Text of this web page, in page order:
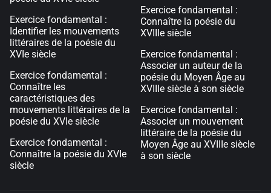
Exercice fondamental :
Identifier les mouvements
littéraires de la poésie du
XVIe siècle
Exercice fondamental :
Connaître les
caractéristiques des
mouvements littéraires de la
poésie du XVIe siècle
Exercice fondamental :
Connaître la poésie du XVIe
siècle
Exercice fondamental :
Connaître la poésie du
XVIIIe siècle
Exercice fondamental :
Associer un auteur de la
poésie du Moyen Âge au
XVIIIe siècle à son siècle
Exercice fondamental :
Associer un mouvement
littéraire de la poésie du
Moyen Âge au XVIIIe siècle
à son siècle